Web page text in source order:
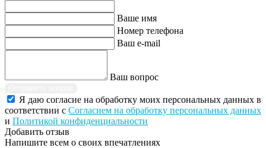
Ваше имя
Номер телефона
Ваш e-mail
Ваш вопрос
Я даю согласие на обработку моих персональных данных в
соответствии с Согласием на обработку персональных данных
и Политикой конфиденциальности
Добавить отзыв
Напишите всем о своих впечатлениях